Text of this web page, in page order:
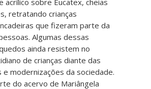
retratando crianças
que fizeram parte da
Algumas dessas
ainda resistem no
de crianças diante das
e modernizações da sociedade.
do acervo de Mariângela